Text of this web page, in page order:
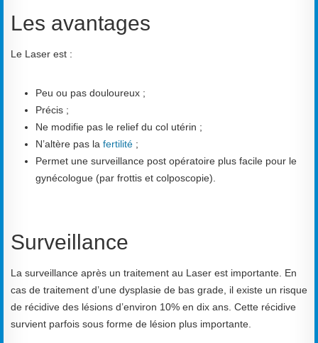
Les avantages
Le Laser est :
Peu ou pas douloureux ;
Précis ;
Ne modifie pas le relief du col utérin ;
N’altère pas la fertilité ;
Permet une surveillance post opératoire plus facile pour le
gynécologue (par frottis et colposcopie).
Surveillance
La surveillance après un traitement au Laser est importante. En
cas de traitement d’une dysplasie de bas grade, il existe un risque
de récidive des lésions d’environ 10% en dix ans. Cette récidive
survient parfois sous forme de lésion plus importante.